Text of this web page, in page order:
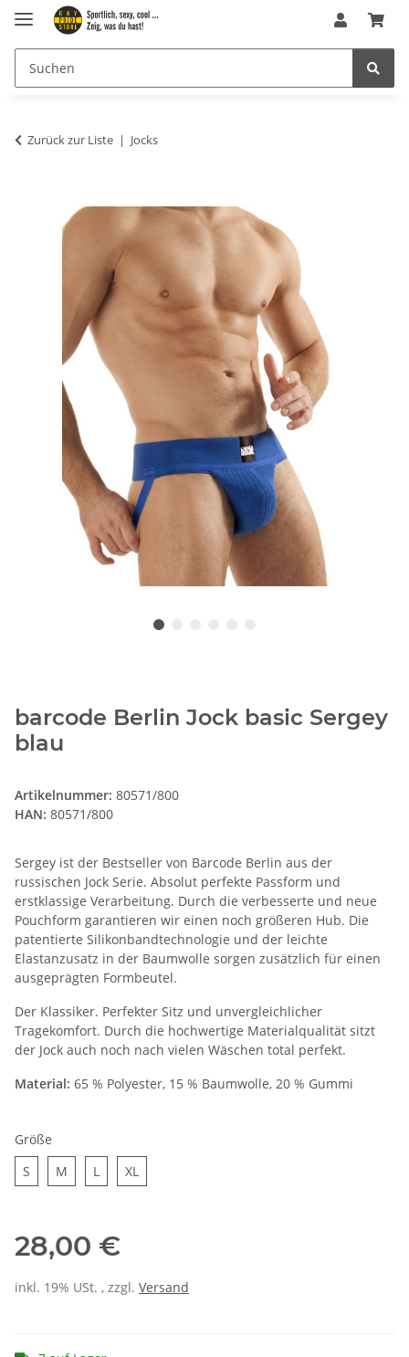
Zurück zur Liste Jocks
barcode Berlin Jock basic Sergey
blau
Artikelnummer: 80571/800
HAN: 80571/800
Sergey ist der Bestseller von Barcode Berlin aus der
russischen Jock Serie. Absolut perfekte Passform und
erstklassige Verarbeitung. Durch die verbesserte und neue
Pouchform garantieren wir einen noch größeren Hub. Die
patentierte Silikonbandtechnologie und der leichte
Elastanzusatz in der Baumwolle sorgen zusätzlich für einen
ausgeprägten Formbeutel.
Der Klassiker. Perfekter Sitz und unvergleichlicher
Tragekomfort. Durch die hochwertige Materialqualität sitzt
der Jock auch noch nach vielen Wäschen total perfekt.
Material: 65 % Polyester, 15 % Baumwolle, 20 % Gummi
Größe
S
M L XL
28,00 €
inkl. 19% USt. , zzgl. Versand